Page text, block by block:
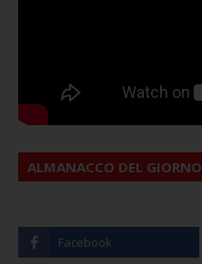
ALMANACCO DEL GIORNO